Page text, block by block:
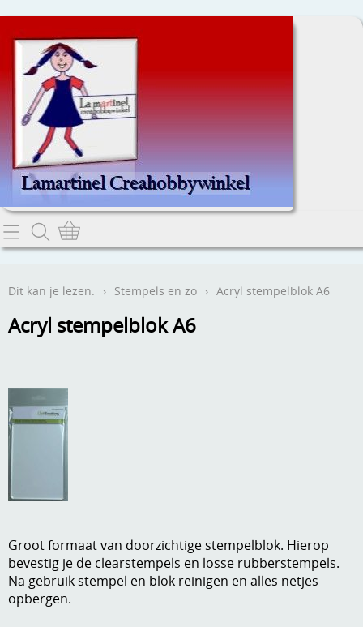
Home
Contact
A, ja, op is op
Aanbiedingen
DVD-CD
Embossen
Algemene voorwaarden
Verzend - en verpakkingsk
Anders creatief
Gastenboek
Dit kan je lezen. › Stempels en zo › Acryl stempelblok A6
Acryl stempelblok A6
Groot formaat van doorzichtige stempelblok. Hierop
bevestig je de clearstempels en losse rubberstempels.
Na gebruik stempel en blok reinigen en alles netjes
opbergen.